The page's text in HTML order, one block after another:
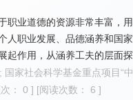
职业道德的资源非常丰富，
人职业发展、品德涵养和国
起作用，从涵养工夫的层面
统职业道德的创造性转化、
家社会科学基金重点项目“
： 0 ] [阅读次数： 6 ]